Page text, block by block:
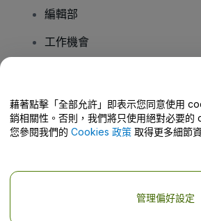
編輯部
工作機會
幫助中心 / 聯絡我們
公司詳情
藉著點擊「全部允許」即表示您同意使用
銷相關性。否則，我們將只使用絕對必要
您參閱我們的 Cookies 政策 取得更多細節
管理偏好設定